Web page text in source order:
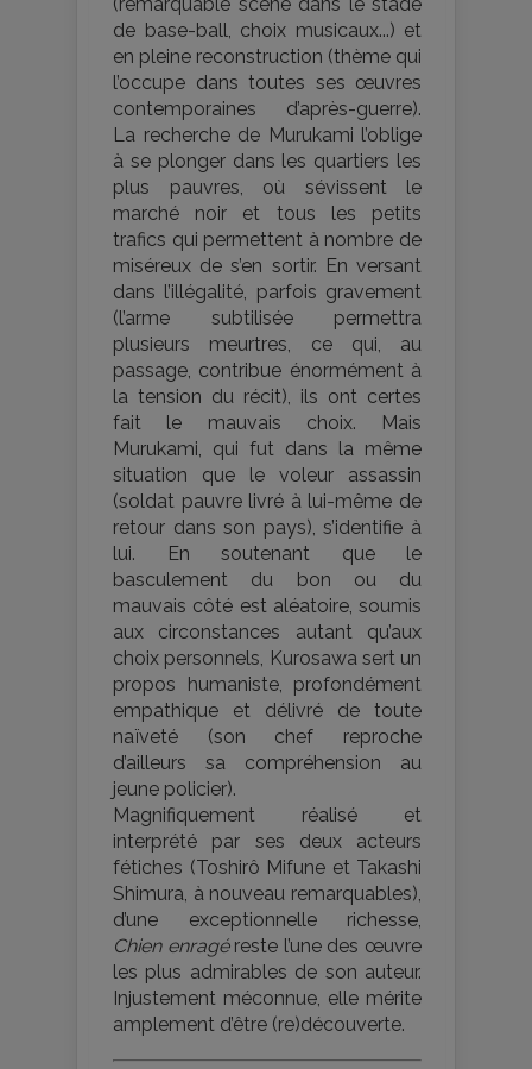
de base-ball, choix musicaux...) et
en pleine reconstruction (thème qui
l’occupe dans toutes ses œuvres
contemporaines d’après-guerre).
La recherche de Murukami l’oblige
à se plonger dans les quartiers les
plus pauvres, où sévissent le
marché noir et tous les petits
trafics qui permettent à nombre de
miséreux de s’en sortir. En versant
dans l’illégalité, parfois gravement
(l’arme subtilisée permettra
plusieurs meurtres, ce qui, au
passage, contribue énormément à
la tension du récit), ils ont certes
fait le mauvais choix. Mais
Murukami, qui fut dans la même
situation que le voleur assassin
(soldat pauvre livré à lui-même de
retour dans son pays), s’identifie à
lui. En soutenant que le
basculement du bon ou du
mauvais côté est aléatoire, soumis
aux circonstances autant qu’aux
choix personnels, Kurosawa sert un
propos humaniste, profondément
empathique et délivré de toute
naïveté (son chef reproche
d’ailleurs sa compréhension au
jeune policier).
Magnifiquement réalisé et
interprété par ses deux acteurs
fétiches (Toshirô Mifune et Takashi
Shimura, à nouveau remarquables),
d’une exceptionnelle richesse,
Chien enragéreste l’une des œuvre
les plus admirables de son auteur.
Injustement méconnue, elle mérite
amplement d’être (re)découverte.